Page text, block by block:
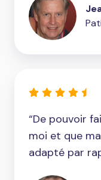
“De pouvoir
moi et que
adapté par